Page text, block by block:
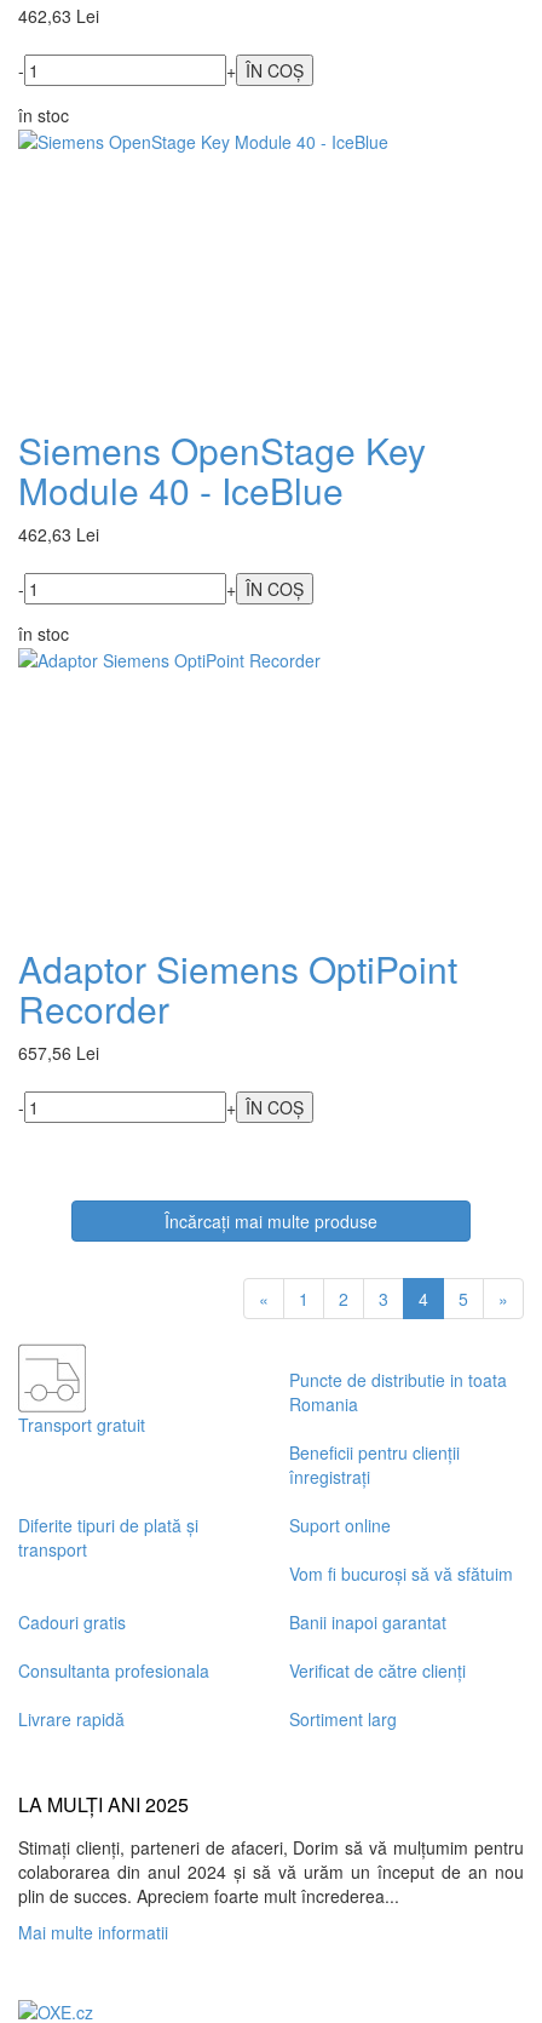
462,63 Lei
-
+
în stoc
Siemens OpenStage Key
Module 40 - IceBlue
462,63 Lei
-
+
în stoc
Adaptor Siemens OptiPoint
Recorder
657,56 Lei
- +
Încărcați mai multe produse
« 1 2 3 4 5 »
Transport gratuit
Puncte de distributie in toata
Romania
Beneficii pentru clienții
înregistrați
Diferite tipuri de plată și
transport
Suport online
Vom fi bucuroși să vă sfătuim
Cadouri gratis
Banii inapoi garantat
Consultanta profesionala
Verificat de către clienți
Livrare rapidă
Sortiment larg
LA MULȚI ANI 2025
Stimați clienți, parteneri de afaceri, Dorim să vă mulțumim pentru
colaborarea din anul 2024 și să vă urăm un început de an nou
plin de succes. Apreciem foarte mult încrederea...
Mai multe informatii